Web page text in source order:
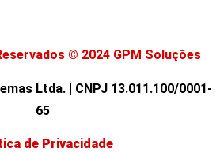
© 2024 GPM Soluções
Ltda. | CNPJ 13.011.100/0001-
65
de Privacidade